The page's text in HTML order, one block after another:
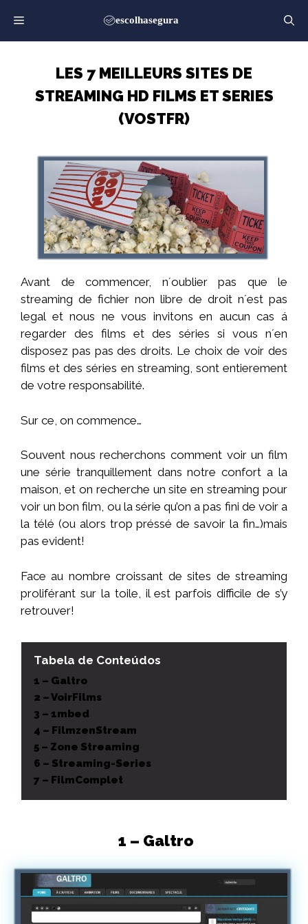
para
o
LES 7 MEILLEURS SITES DE
STREAMING HD FILMS ET SERIES
(VOSTFR)
Avant de commencer, n´oublier pas que le
streaming de fichier non libre de droit n´est pas
legal et nous ne vous invitons en aucun cas á
regarder des films et des séries si vous n´en
disposez pas pas des droits. Le choix de voir des
films et des séries en streaming, sont entierement
de votre responsabilité.
Sur ce, on commence…
Souvent nous recherchons comment voir un film
une série tranquillement dans notre confort a la
maison, et on recherche un site en streaming pour
voir un bon film, ou la série qu’on a pas fini de voir a
la télé (ou alors trop préssé de savoir la fin…)mais
pas evident!
Face au nombre croissant de sites de streaming
proliférant sur la toile, il est parfois difficile de s’y
retrouver!
Tabela de Conteúdos
1 – Galtro
2 – VoirFilms
3 – 1mbed
4 – FilmzenStream
5 – Zone Streaming
6 – Streaming-Series
7 – FilmComplet
1 – Galtro